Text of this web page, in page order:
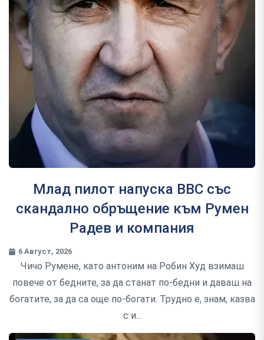
Млад пилот напуска ВВС със
скандално обръщение към Румен
Радев и компания
6 Август, 2026
Чичо Румене, като антоним на Робин Худ взимаш
повече от бедните, за да станат по-бедни и даваш на
богатите, за да са още по-богати. Трудно е, знам, казва
с и...